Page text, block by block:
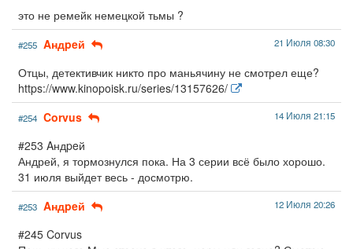
это не ремейк немецкой тьмы ?
#255 Aндpeй 21 Июля 08:30
Отцы, детективчик никто про маньячину не смотрел еще?
https://www.kinopoisk.ru/series/13157626/
#254 Corvus 14 Июля 21:15
#253 Aндpeй
Андрей, я тормознулся пока. На 3 серии всё было хорошо.
31 июля выйдет весь - досмотрю.
#253 Aндpeй 12 Июля 20:26
#245 Corvus